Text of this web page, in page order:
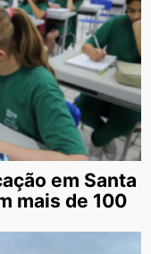
em Santa
mais de 100